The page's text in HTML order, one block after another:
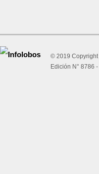
© 2019 Copyright
Edición N° 8786 -